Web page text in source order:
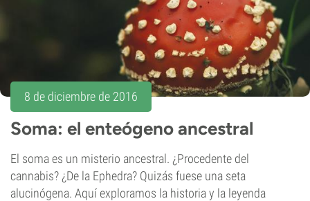
8 de diciembre de 2016
Soma: el enteógeno ancestral
El soma es un misterio ancestral. ¿Procedente del
cannabis? ¿De la Ephedra? Quizás fuese una seta
alucinógena. Aquí exploramos la historia y la leyenda